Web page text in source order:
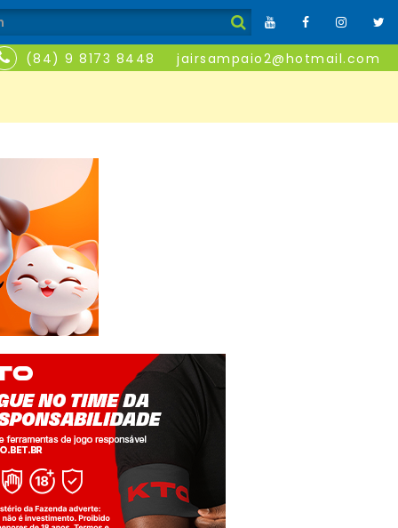
(84) 9 8173 8448 jairsampaio2@hotmail.com